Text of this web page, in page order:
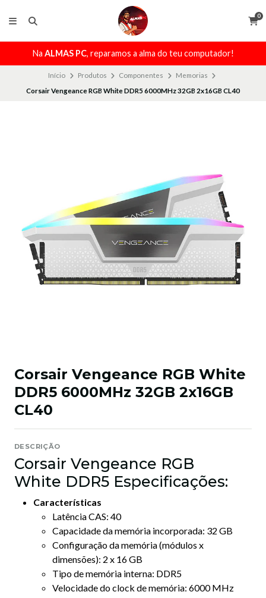
0
Na ALMAS PC, reparamos a alma do teu computador!
Início Produtos Componentes
Memorias
Corsair Vengeance RGB White DDR5 6000MHz 32GB 2x16GB CL40
Corsair Vengeance RGB White
DDR5 6000MHz 32GB 2x16GB
CL40
DESCRIÇÃO
Corsair Vengeance RGB
White DDR5 Especificações:
Características
Latência CAS: 40
Capacidade da memória incorporada: 32 GB
Configuração da memória (módulos x
dimensões): 2 x 16 GB
Tipo de memória interna: DDR5
Velocidade do clock de memória: 6000 MHz